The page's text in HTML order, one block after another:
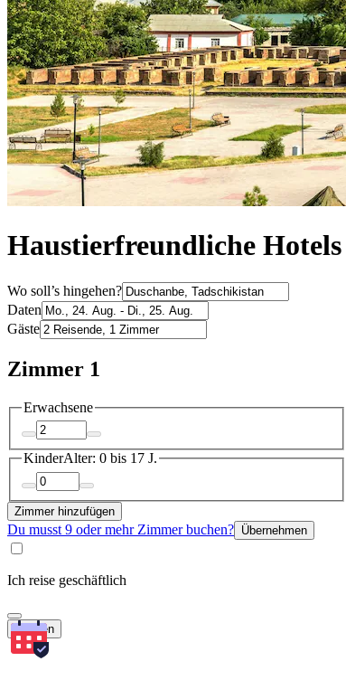
Haustierfreundliche
Wo soll’s hingehen?
Daten
Gäste
Zimmer 1
Erwachsene
KinderAlter: 0 bis 17 J.
Zimmer hinzufügen
Du musst 9 oder mehr Zimmer buchen? Übernehmen
Ich reise geschäftlich
Suchen